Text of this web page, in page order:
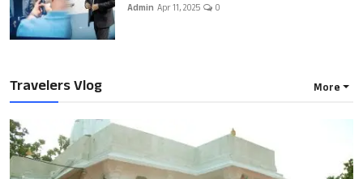
Admin Apr 11, 2025 0
Travelers Vlog More